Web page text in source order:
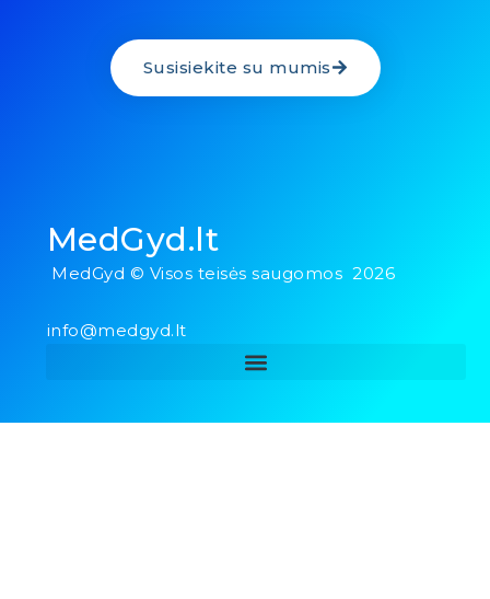
Susisiekite su mumis
MedGyd.lt
MedGyd © Visos teisės saugomos 2026
info@medgyd.lt